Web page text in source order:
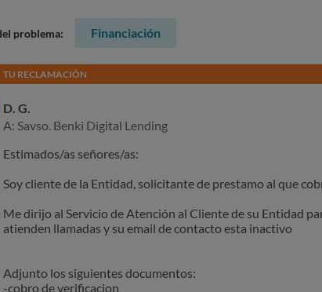
problema: Financiación
TU RECLAMACIÓN
D. G.
A: Savso. Benki Digital Lending
Estimados/as señores/as:
Soy cliente de la Entidad, solicitante de prestamo al que
Me dirijo al Servicio de Atención al Cliente de su Entidad
atienden llamadas y su email de contacto esta inactivo
Adjunto los siguientes documentos:
-cobro de verificacion